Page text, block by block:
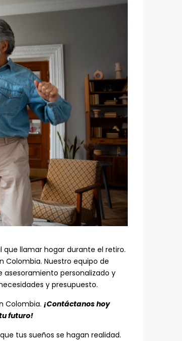
llamar hogar durante el retiro.
Colombia. Nuestro equipo de
personalizado y
y presupuesto.
Colombia. ¡Contáctanos hoy
futuro!
tus sueños se hagan realidad.